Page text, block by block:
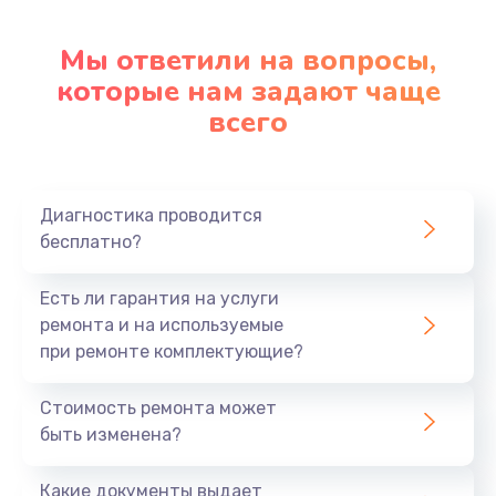
2500 руб.
Заказать
830 руб.
Ремонт подсветки
1200 руб.
Замена электронных компонентов
Мы ответили на вопросы,
которые нам задают чаще
всего
Диагностика проводится
бесплатно?
Есть ли гарантия на услуги
ремонта и на используемые
при ремонте комплектующие?
Стоимость ремонта может
быть изменена?
Какие документы выдает